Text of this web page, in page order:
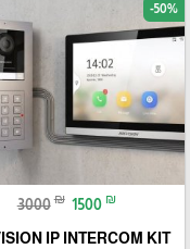
-50%
3000 ₪ 1500 ₪
IP INTERCOM KIT